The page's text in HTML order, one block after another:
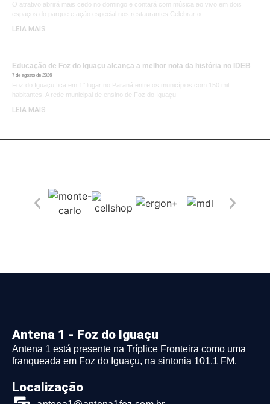
O atrativo abrirá mais cedo no domingo e contará com música ao vivo em dois
espaços do parque e ação especial nos restaurantes Celebrar o
LEIA MAIS
Educação de Foz do Iguaçu alcança a melhor nota da história no IDEB
7 de agosto de 2026
Foz do Iguaçu fica em 1° lugar no Paraná entre os municípios com 150 mil
habitantes. A rede municipal de ensino de Foz do Iguaçu
LEIA MAIS
Antena 1 - Foz do Iguaçu
Antena 1 está presente na Tríplice Fronteira como uma
franqueada em Foz do Iguaçu, na sintonia 101.1 FM.
Localização